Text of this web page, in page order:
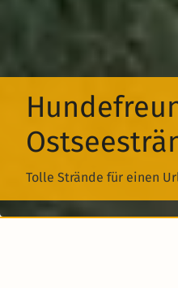
Tolle Strände für einen